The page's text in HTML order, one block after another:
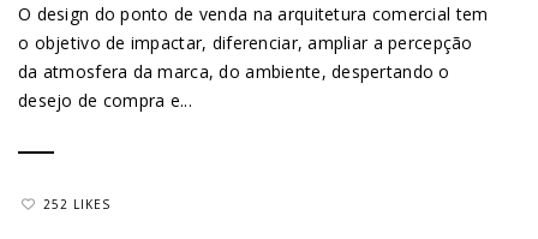
O design do ponto de venda na arquitetura comercial tem
o objetivo de impactar, diferenciar, ampliar a percepção
da atmosfera da marca, do ambiente, despertando o
desejo de compra e...
252 LIKES